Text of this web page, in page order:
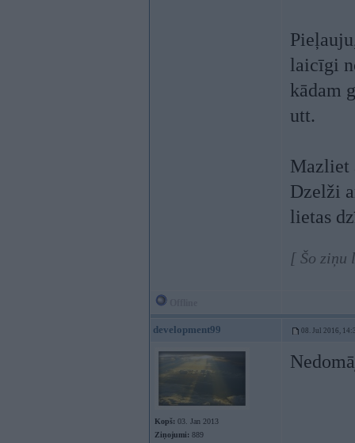
laicīgi
kādam
utt.
Mazliet
Dzelži
lietas
[ Šo ziņu
development99 08. Jul 2016,
Kopš: 03. Jan 2013
Ziņojumi: 889